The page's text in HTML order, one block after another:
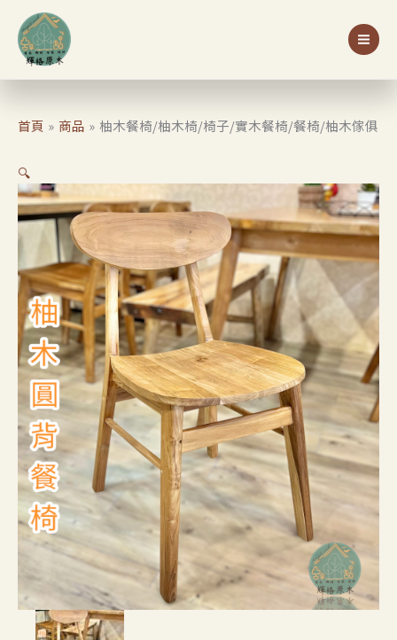
首頁 商品 柚木餐椅/柚木椅/椅子/實木餐椅/餐椅/柚木傢俱
🔍